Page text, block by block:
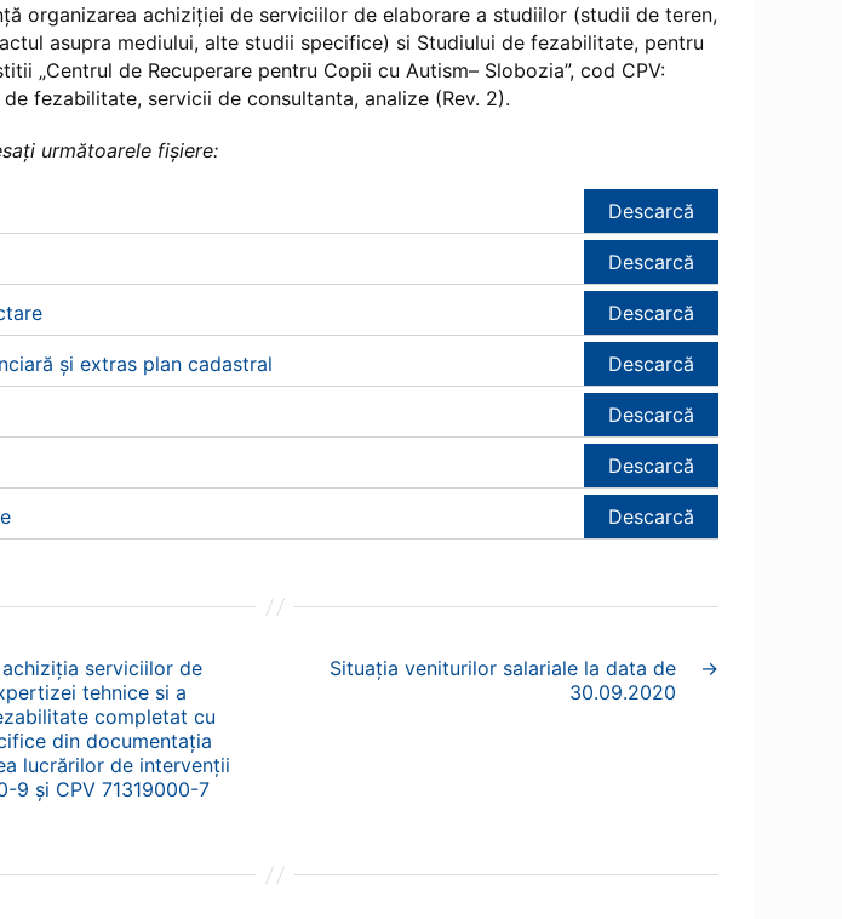
organizarea achiziției de serviciilor de elaborare a studiilor (studii de teren,
asupra mediului, alte studii specifice) si Studiului de fezabilitate, pentru
„Centrul de Recuperare pentru Copii cu Autism– Slobozia”, cod CPV:
fezabilitate, servicii de consultanta, analize (Rev. 2).
următoarele fișiere:
Descarcă
Descarcă
Descarcă
și extras plan cadastral Descarcă
Descarcă
Descarcă
Descarcă
serviciilor de
tehnice si a
completat cu
din documentația
lucrărilor de intervenții
9 și CPV 71319000-7
→
Situația veniturilor salariale la data de
30.09.2020